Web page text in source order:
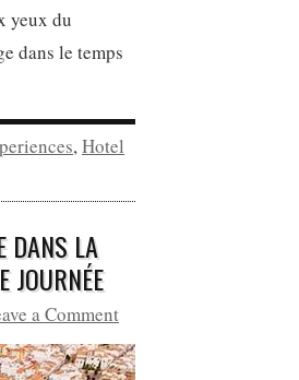
yeux du
dans le temps
,Hotel
DANS LA
JOURNÉE
a Comment